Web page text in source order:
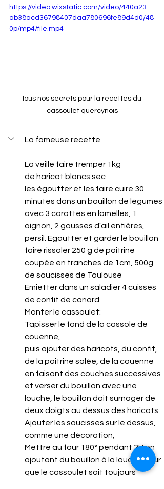
https://video.wixstatic.com/video/440a23_
ab38acd36798407daa780696fe89d4d0/48
0p/mp4/file.mp4
Tous nos secrets pour la recettes du
cassoulet quercynois
La fameuse recette
La veille faire tremper 1kg
de haricot blancs sec
les égoutter et les faire cuire 30
minutes dans un bouillon de légumes
avec 3 carottes en lamelles, 1
oignon, 2 gousses d'ail entières,
persil. Egoutter et garder le bouillon
faire rissoler 250 g de poitrine
coupée en tranches de 1cm, 500g
de saucisses de Toulouse
Emietter dans un saladier 4 cuisses
de confit de canard
Monter le cassoulet:
Tapisser le fond de la cassole de
couenne,
puis ajouter des haricots, du confit,
de la poitrine salée, de la couenne
en faisant des couches successives
et verser du bouillon avec une
louche, le bouillon doit surnager de
deux doigts au dessus des haricots
Ajouter les saucisses sur le dessus,
comme une décoration,
Mettre au four 180° pendant 2H en
ajoutant du bouillon à la louche pour
que le cassoulet soit toujours